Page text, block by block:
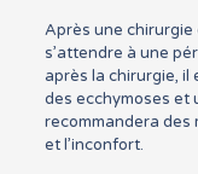
Après une chirurgie
s’attendre à une
après la chirurgie, il
des ecchymoses et
recommandera des
et l’inconfort.